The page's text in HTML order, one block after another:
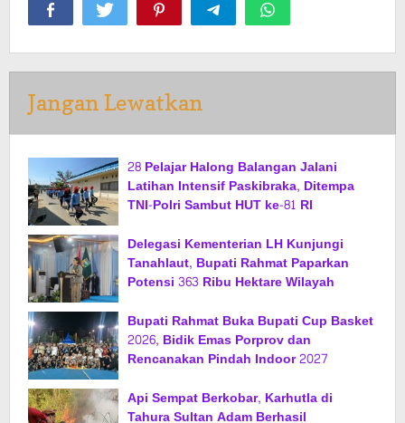
Jangan Lewatkan
28 Pelajar Halong Balangan Jalani
Latihan Intensif Paskibraka, Ditempa
TNI-Polri Sambut HUT ke-81 RI
Delegasi Kementerian LH Kunjungi
Tanahlaut, Bupati Rahmat Paparkan
Potensi 363 Ribu Hektare Wilayah
Bupati Rahmat Buka Bupati Cup Basket
2026, Bidik Emas Porprov dan
Rencanakan Pindah Indoor 2027
Api Sempat Berkobar, Karhutla di
Tahura Sultan Adam Berhasil